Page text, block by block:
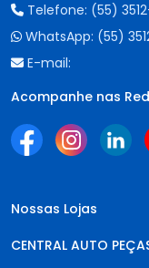
Telefone: (55)
WhatsApp: (55)
E-mail:
Acompanhe nas
Nossas Lojas
CENTRAL AUTO